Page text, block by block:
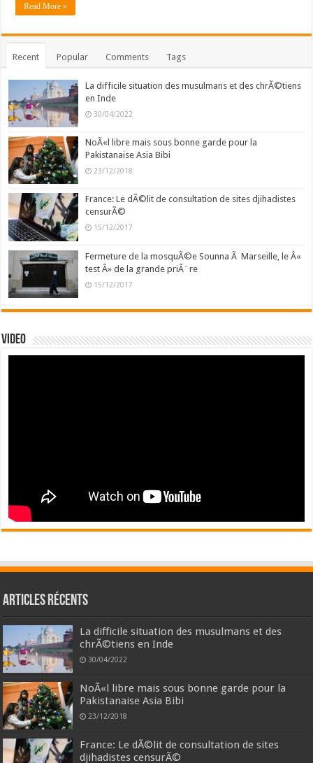
Read More »
Recent Popular Comments Tags
La difficile situation des musulmans et des chrÃ©tiens
en Inde
30/04/2022
NoÃ«l libre mais sous bonne garde pour la
Pakistanaise Asia Bibi
23/12/2018
France: Le dÃ©lit de consultation de sites djihadistes
censurÃ©
15/12/2017
Fermeture de la mosquÃ©e Sounna Ã Marseille, le Â«
test Â» de la grande priÃ¨re
15/12/2017
Video
Articles récents
La difficile situation des musulmans et des
chrÃ©tiens en Inde
30/04/2022
NoÃ«l libre mais sous bonne garde pour la
Pakistanaise Asia Bibi
23/12/2018
France: Le dÃ©lit de consultation de sites
djihadistes censurÃ©